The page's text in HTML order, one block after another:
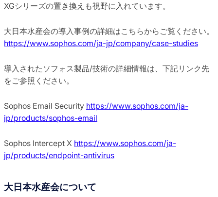
XGシリーズの置き換えも視野に入れています。
大日本水産会の導入事例の詳細はこちらからご覧ください。
https://www.sophos.com/ja-jp/company/case-studies
導入されたソフォス製品/技術の詳細情報は、下記リンク先
をご参照ください。
Sophos Email Security https://www.sophos.com/ja-
jp/products/sophos-email
Sophos Intercept X https://www.sophos.com/ja-
jp/products/endpoint-antivirus
大日本水産会について